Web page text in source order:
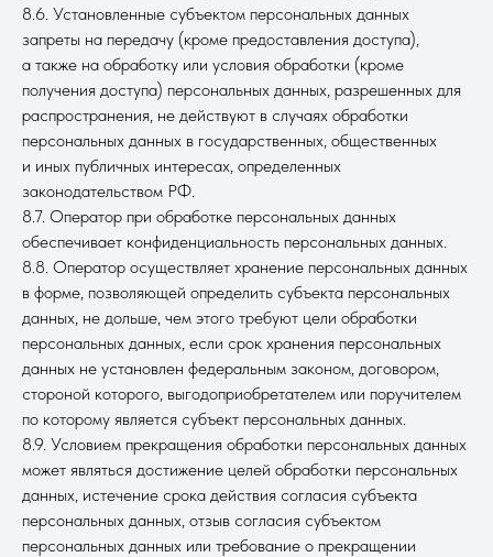
8.6. Установленные субъектом персональных данных
запреты на передачу (кроме предоставления доступа),
а также на обработку или условия обработки (кроме
получения доступа) персональных данных, разрешенных для
распространения, не действуют в случаях обработки
персональных данных в государственных, общественных
и иных публичных интересах, определенных
законодательством РФ.
8.7. Оператор при обработке персональных данных
обеспечивает конфиденциальность персональных данных.
8.8. Оператор осуществляет хранение персональных данных
в форме, позволяющей определить субъекта персональных
данных, не дольше, чем этого требуют цели обработки
персональных данных, если срок хранения персональных
данных не установлен федеральным законом, договором,
стороной которого, выгодоприобретателем или поручителем
по которому является субъект персональных данных.
8.9. Условием прекращения обработки персональных данных
может являться достижение целей обработки персональных
данных, истечение срока действия согласия субъекта
персональных данных, отзыв согласия субъектом
персональных данных или требование о прекращении